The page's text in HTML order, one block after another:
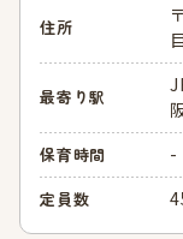
住所
最寄り駅
保育時間 -
定員数